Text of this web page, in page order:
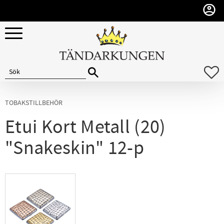
Meny
TOBAKSTILLBEHÖR
Etui Kort Metall (20)
"Snakeskin" 12-p